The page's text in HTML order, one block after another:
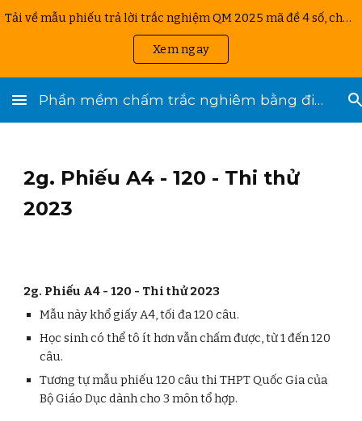
Tải về mẫu phiếu trả lời trắc nghiệm QM 2025 mã đề 4 số, chuẩn A4. Phù hợp chấm thi bằng App chấm thi QM 2025 trên điện thoại.
Xem ngay
Phần mềm chấm trắc nghiêm bằng điện thoại
2g. Phiếu A4 - 120 - Thi thử
2023
2g. Phiếu A4 - 120 - Thi thử 2023
Mẫu này khổ giấy A4, tối đa 120 câu.
Học sinh có thể tô ít hơn vẫn chấm được, từ 1 đến 120
câu.
Tương tự mẫu phiếu 120 câu thi THPT Quốc Gia của
Bộ Giáo Dục dành cho 3 môn tổ hợp.